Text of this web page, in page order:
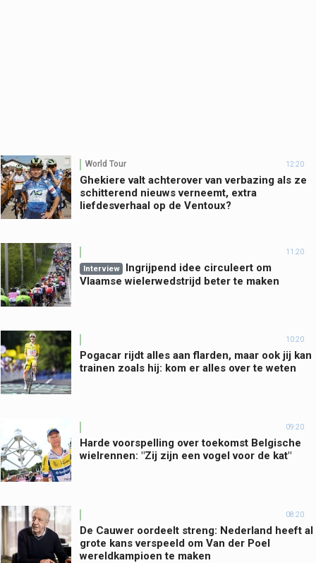
World Tour 12:20
Ghekiere valt achterover van verbazing als ze
schitterend nieuws verneemt, extra
liefdesverhaal op de Ventoux?
11:20
Interview
Ingrijpend idee circuleert om
Vlaamse wielerwedstrijd beter te maken
10:20
Pogacar rijdt alles aan flarden, maar ook jij kan
trainen zoals hij: kom er alles over te weten
09:20
Harde voorspelling over toekomst Belgische
wielrennen: "Zij zijn een vogel voor de kat"
08:20
De Cauwer oordeelt streng: Nederland heeft al
grote kans verspeeld om Van der Poel
wereldkampioen te maken